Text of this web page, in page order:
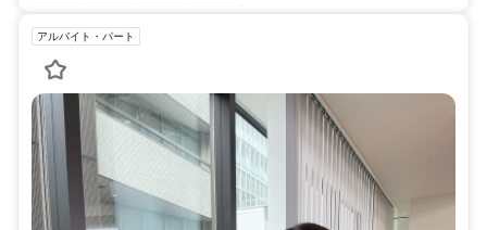
アルバイト・パート